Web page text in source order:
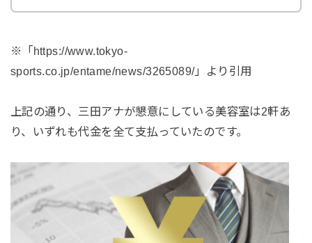
※「https://www.tokyo-
sports.co.jp/entame/news/3265089/」より引用
上記の通り、三田アナが懇意にしている美容室は2軒あ
り、いずれも代金を全て支払っていたのです。